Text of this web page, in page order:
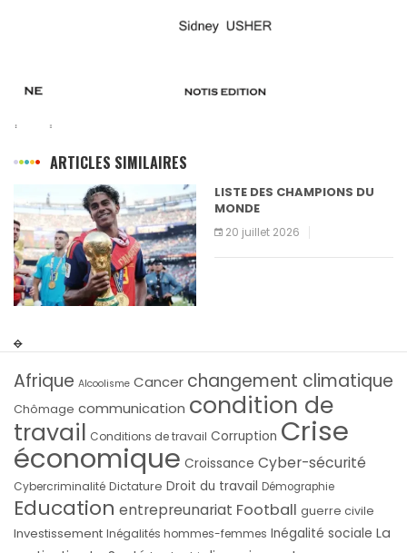
ARTICLES SIMILAIRES
LISTE DES CHAMPIONS DU
MONDE
20 juillet 2026
Afrique Alcoolisme Cancer changement climatique
Chômage communication condition de
travail Conditions de travail Corruption Crise
économique Croissance Cyber-sécurité
Cybercriminalité Dictature Droit du travail Démographie
Education entrepreunariat Football guerre civile
Investissement Inégalités hommes-femmes Inégalité sociale La